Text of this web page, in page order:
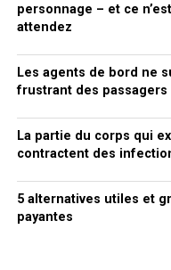
personnage – et ce
attendez
Les agents de bord ne
frustrant des passagers
La partie du corps qui
contractent des
5 alternatives utiles et
payantes